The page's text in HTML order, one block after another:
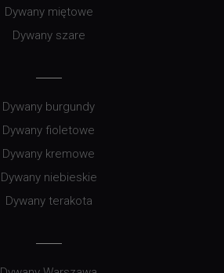
Dywany miętowe
Dywany szare
Dywany burgundy
Dywany fioletowe
Dywany kremowe
Dywany niebieskie
Dywany terakota